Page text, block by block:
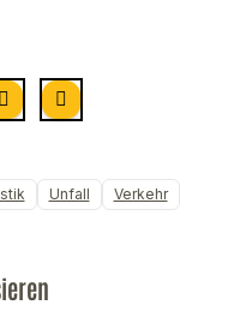
Unfall Verkehr